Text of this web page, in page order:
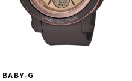
BABY-G